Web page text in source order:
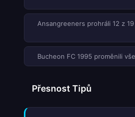
Ansangreeners prohráli 12 z
Bucheon FC 1995 proměnili
Přesnost Tipů